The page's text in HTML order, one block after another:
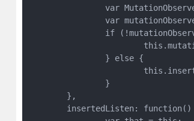
var
var
if
		} else {
		}
	},
insertedListen: function()